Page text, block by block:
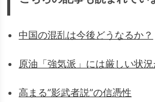
中国の混乱は今後どうなるか？
原油「強気派」には厳しい状況
高まる”影武者説”の信憑性